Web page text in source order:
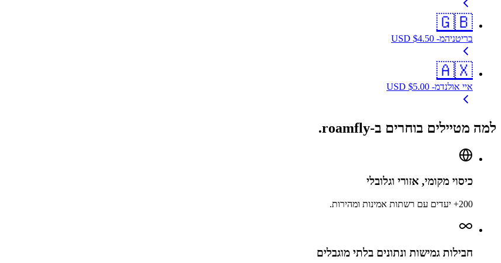
🇬🇧
בריטניהמ- $4.50
🇦🇽
איי אולנדמ- $5.00
למה מטיילים בוחרים ב-roamfly.
כיסוי מקומי, אזורי וגלובלי
200+ יעדים עם רשתות אמינות ומהירות.
חבילות גמישות ונתונים בלתי מוגבלים